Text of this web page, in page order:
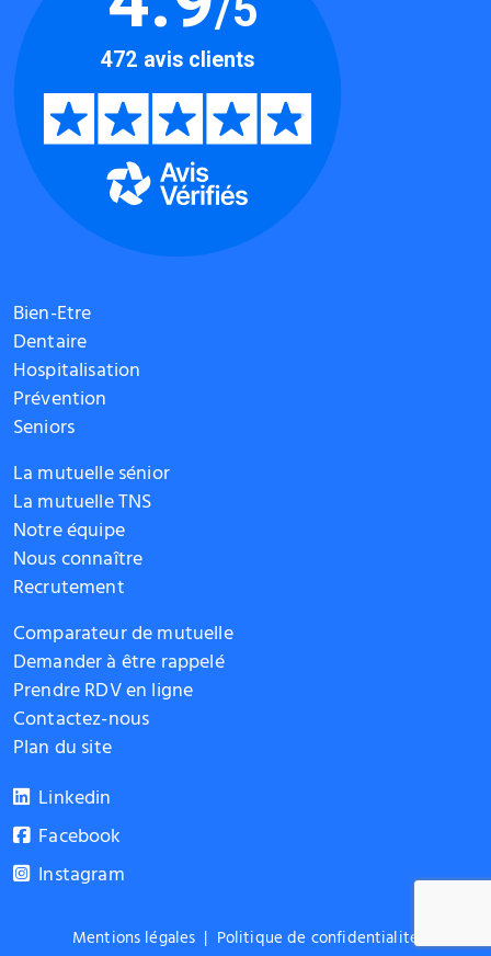
Bien-Etre
Dentaire
Hospitalisation
Prévention
Seniors
La mutuelle sénior
La mutuelle TNS
Notre équipe
Nous connaître
Recrutement
Comparateur de mutuelle
Demander à être rappelé
Prendre RDV en ligne
Contactez-nous
Plan du site
Linkedin
Facebook
Instagram
Mentions légales | Politique de confidentialité